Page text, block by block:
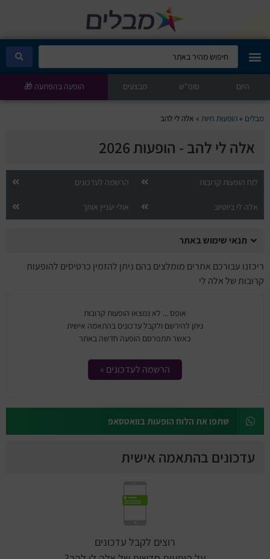
מבלים קלאב
הופעות היום
סטנדאפ
הצגות ילדים
הופעות חיות
הצגות תיאטרון
מחזות זמר
חופשה והופעה
היום סופ"ש מבצעים הופעה בהפתעה 🎁
מבלים »הופעות חיות » אלה לי להב
אלה לי להב - הופעות 2026
לוח הופעות קרובות הרשמה לעדכונים
אלה לי ביוטיוב אולי יעניין אותך
תנאי שימוש באתר
ריכזנו עבורכם אתרים מומלצים בהם ניתן להזמין כרטיסים להופעות
קרובות של אלה לי
אופס ... לא נמצאו הופעות קרובות
ניתן להירשם ולקבל עדכונים בהתאמה אישית
כאשר תתפרסם הופעה חדשה באתר
הרשמה לעדכונים »
שתפו את הלוח הופעות בוואטסאפ
עדכונים בהתאמה אישית
רוצים לקבל עדכונים